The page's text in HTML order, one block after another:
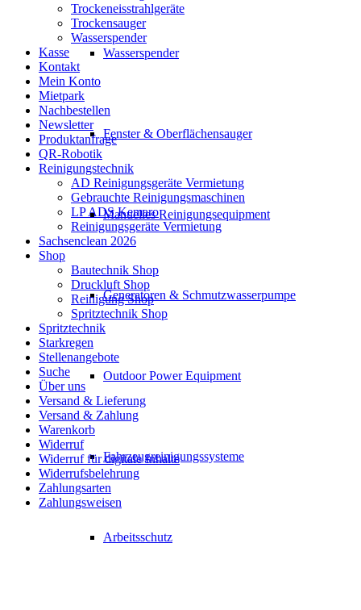
Wasserspender
Fenster & Oberflächensauger
Manuelles Reinigungsequipment
Generatoren & Schmutzwasserpumpe
Outdoor Power Equipment
Fahrzeugreinigungssysteme
Arbeitsschutz
Trockeneisstrahlgeräte
Trockensauger
Wasserspender
Kasse
Kontakt
Mein Konto
Mietpark
Nachbestellen
Newsletter
Produktanfrage
QR-Robotik
Reinigungstechnik
AD Reinigungsgeräte Vermietung
Gebrauchte Reinigungsmaschinen
LP ADS Kemaro
Reinigungsgeräte Vermietung
Sachsenclean 2026
Shop
Bautechnik Shop
Druckluft Shop
Reinigung Shop
Spritztechnik Shop
Spritztechnik
Starkregen
Stellenangebote
Suche
Über uns
Versand & Lieferung
Versand & Zahlung
Warenkorb
Widerruf
Widerruf für digitale Inhalte
Widerrufsbelehrung
Zahlungsarten
Zahlungsweisen